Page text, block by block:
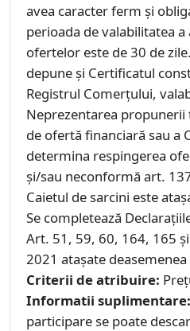
avea caracter ferm și
perioada de valabilitatea a
ofertelor este de 30 de
depune și Certificatul
Registrul Comerțului,
Neprezentarea
de ofertă financiară sau a
determina respingerea
și/sau neconformă art.
Caietul de sarcini este
Se completează
Art. 51, 59, 60, 164, 165
2021 atașate
Criterii de atribuire:
Informatii suplimentare:
participare se poate